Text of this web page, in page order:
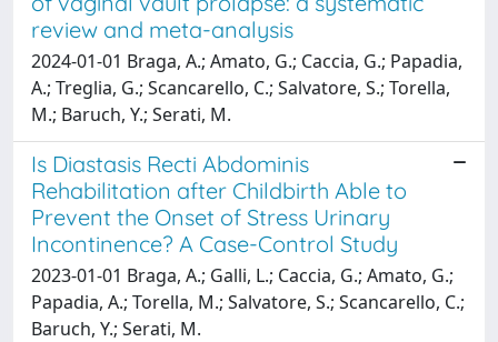
review and meta-analysis
2024-01-01 Braga, A.; Amato, G.; Caccia, G.; Papadia,
A.; Treglia, G.; Scancarello, C.; Salvatore, S.; Torella,
M.; Baruch, Y.; Serati, M.
Is Diastasis Recti Abdominis
Rehabilitation after Childbirth Able to
Prevent the Onset of Stress Urinary
Incontinence? A Case-Control Study
2023-01-01 Braga, A.; Galli, L.; Caccia, G.; Amato, G.;
Papadia, A.; Torella, M.; Salvatore, S.; Scancarello, C.;
Baruch, Y.; Serati, M.